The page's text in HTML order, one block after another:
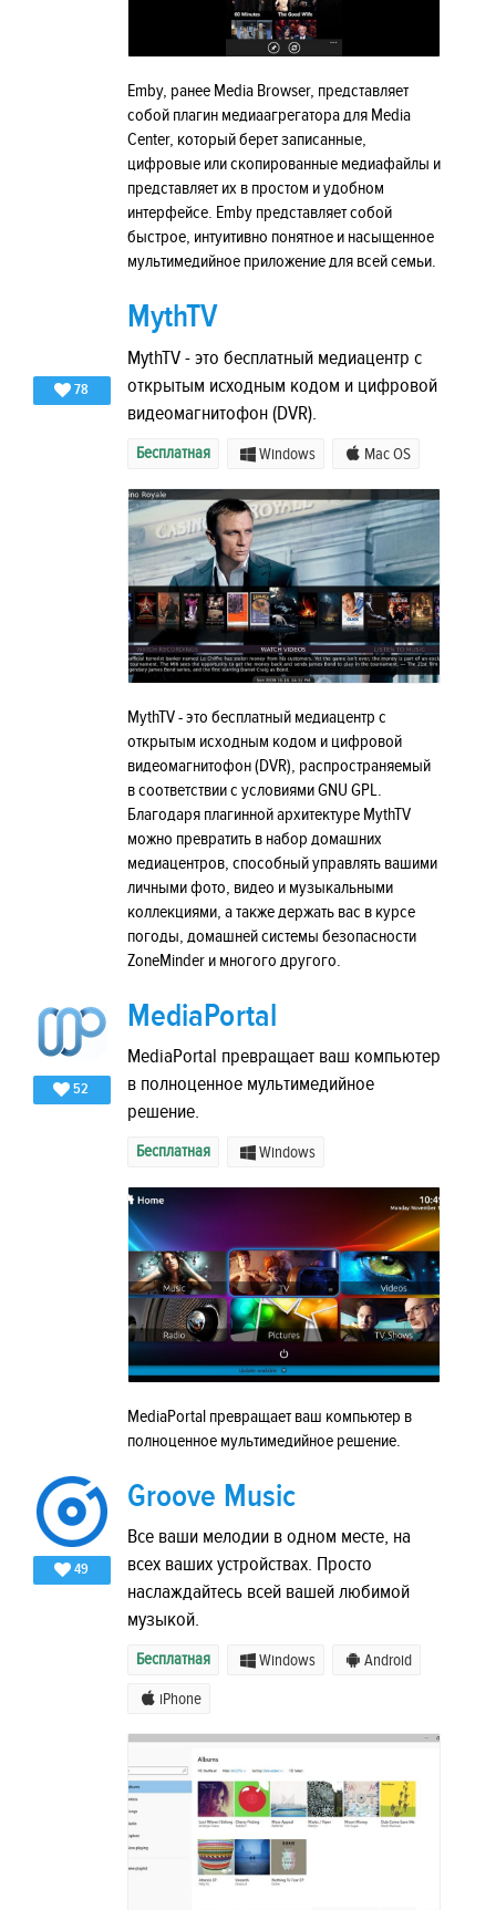
Emby, ранее Media Browser, представляет
собой плагин медиаагрегатора для Media
Center, который берет записанные,
цифровые или скопированные медиафайлы и
представляет их в простом и удобном
интерфейсе. Emby представляет собой
быстрое, интуитивно понятное и насыщенное
мультимедийное приложение для всей семьи.
78
MythTV
MythTV - это бесплатный медиацентр с
открытым исходным кодом и цифровой
видеомагнитофон (DVR).
Бесплатная Windows Mac OS
MythTV - это бесплатный медиацентр с
открытым исходным кодом и цифровой
видеомагнитофон (DVR), распространяемый
в соответствии с условиями GNU GPL.
Благодаря плагинной архитектуре MythTV
можно превратить в набор домашних
медиацентров, способный управлять вашими
личными фото, видео и музыкальными
коллекциями, а также держать вас в курсе
погоды, домашней системы безопасности
ZoneMinder и многого другого.
52
MediaPortal
MediaPortal превращает ваш компьютер
в полноценное мультимедийное
решение.
Бесплатная Windows
MediaPortal превращает ваш компьютер в
полноценное мультимедийное решение.
49
Groove Music
Все ваши мелодии в одном месте, на
всех ваших устройствах. Просто
наслаждайтесь всей вашей любимой
музыкой.
Бесплатная Windows Android
iPhone